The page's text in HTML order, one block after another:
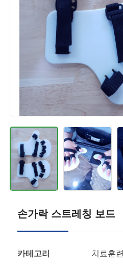
손가락 스트레칭 보드
카테고리
치료훈련